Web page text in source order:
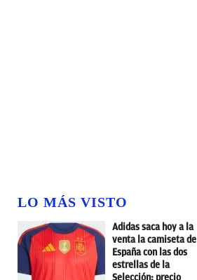
LO MÁS VISTO
Adidas saca hoy a la
venta la camiseta de
España con las dos
estrellas de la
Selección: precio